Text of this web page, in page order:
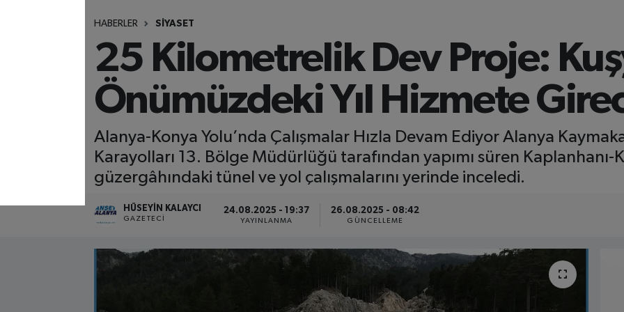
HABERLER SİYASET
25 Kilometrelik Dev Proje:
Önümüzdeki Yıl Hizmete
Alanya-Konya Yolu’nda Çalışmalar Hızla Devam Ediyor Alanya
Karayolları 13. Bölge Müdürlüğü tarafından yapımı süren Kaplanhanı-
güzergâhındaki tünel ve yol çalışmalarını yerinde inceledi.
HÜSEYIN KALAYCI
GAZETECI
24.08.2025 - 19:37
YAYINLANMA
26.08.2025 - 08:42
GÜNCELLEME